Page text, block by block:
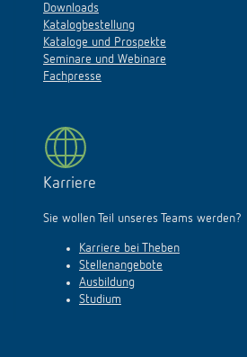
Downloads
Katalogbestellung
Kataloge und Prospekte
Seminare und Webinare
Fachpresse
Karriere
Sie wollen Teil unseres Teams werden?
Karriere bei Theben
Stellenangebote
Ausbildung
Studium